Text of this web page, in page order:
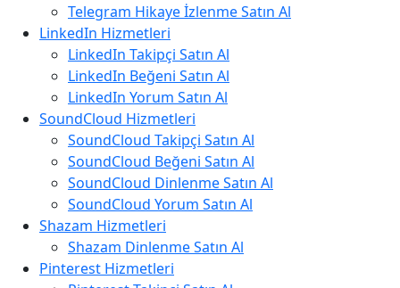
Telegram Hikaye İzlenme Satın Al
LinkedIn Hizmetleri
LinkedIn Takipçi Satın Al
LinkedIn Beğeni Satın Al
LinkedIn Yorum Satın Al
SoundCloud Hizmetleri
SoundCloud Takipçi Satın Al
SoundCloud Beğeni Satın Al
SoundCloud Dinlenme Satın Al
SoundCloud Yorum Satın Al
Shazam Hizmetleri
Shazam Dinlenme Satın Al
Pinterest Hizmetleri